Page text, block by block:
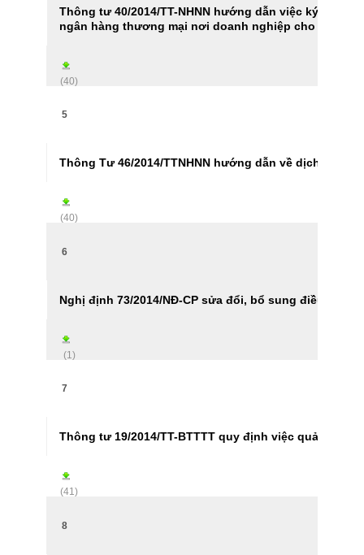
Thông tư 40/2014/TT-NHNN hướng dẫn việc ký quỹ
ngân hàng thương mại nơi doanh nghiệp cho thuê
(40)
5
Thông Tư 46/2014/TTNHNN hướng dẫn về dịch vụ
(40)
6
Nghị định 73/2014/NĐ-CP sửa đổi, bổ sung điều 29
(1)
7
Thông tư 19/2014/TT-BTTTT quy định việc quản lý
(41)
8